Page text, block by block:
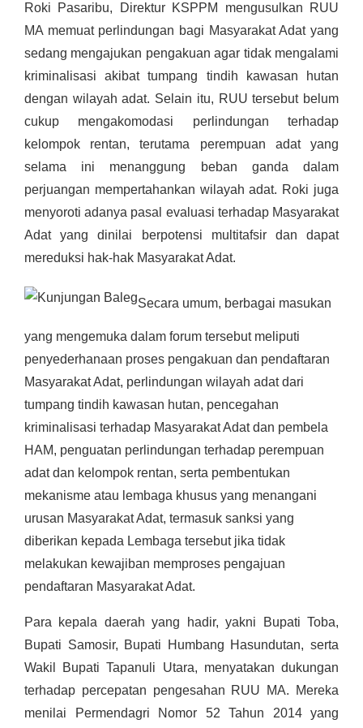
Roki Pasaribu, Direktur KSPPM mengusulkan RUU
MA memuat perlindungan bagi Masyarakat Adat yang
sedang mengajukan pengakuan agar tidak mengalami
kriminalisasi akibat tumpang tindih kawasan hutan
dengan wilayah adat. Selain itu, RUU tersebut belum
cukup mengakomodasi perlindungan terhadap
kelompok rentan, terutama perempuan adat yang
selama ini menanggung beban ganda dalam
perjuangan mempertahankan wilayah adat. Roki juga
menyoroti adanya pasal evaluasi terhadap Masyarakat
Adat yang dinilai berpotensi multitafsir dan dapat
mereduksi hak-hak Masyarakat Adat.
Secara umum, berbagai masukan
yang mengemuka dalam forum tersebut meliputi
penyederhanaan proses pengakuan dan pendaftaran
Masyarakat Adat, perlindungan wilayah adat dari
tumpang tindih kawasan hutan, pencegahan
kriminalisasi terhadap Masyarakat Adat dan pembela
HAM, penguatan perlindungan terhadap perempuan
adat dan kelompok rentan, serta pembentukan
mekanisme atau lembaga khusus yang menangani
urusan Masyarakat Adat, termasuk sanksi yang
diberikan kepada Lembaga tersebut jika tidak
melakukan kewajiban memproses pengajuan
pendaftaran Masyarakat Adat.
Para kepala daerah yang hadir, yakni Bupati Toba,
Bupati Samosir, Bupati Humbang Hasundutan, serta
Wakil Bupati Tapanuli Utara, menyatakan dukungan
terhadap percepatan pengesahan RUU MA. Mereka
menilai Permendagri Nomor 52 Tahun 2014 yang